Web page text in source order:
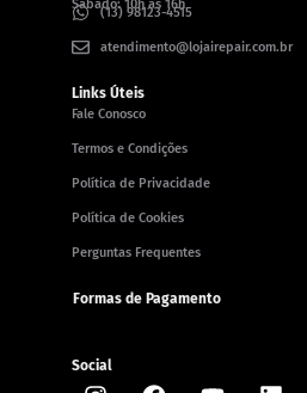
Sábado: 10h às 16h
(13) 98123-4515
atendimento@lojairepair.com.br
Links Úteis
Fale Conosco
Termos e Condições
Política de Privacidade
Política de Cookies
Perguntas Frequentes
Formas de Pagamento
Social